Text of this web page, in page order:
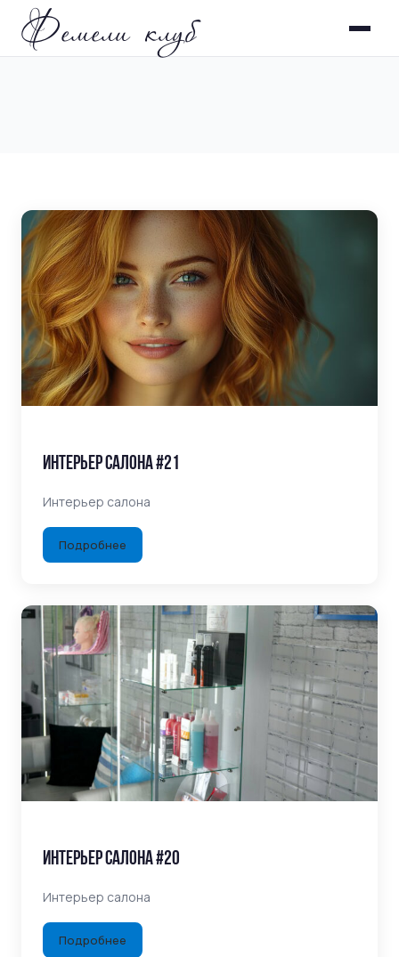
Фемели клуб
Интерьер салона #21
Интерьер салона
Подробнее
Интерьер салона #20
Интерьер салона
Подробнее